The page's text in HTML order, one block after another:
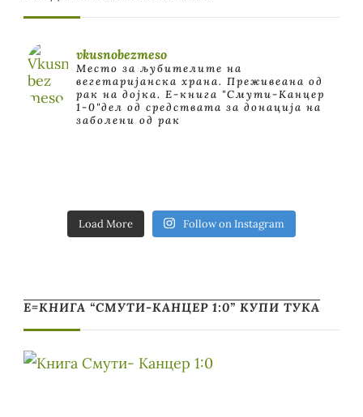
vkusnobezmeso
Место за љубителите на
вегетаријанска храна. Преживеана од
рак на дојка. E-книга "Смути-Канцер
1-0"дел од средствата за донација на
заболени од рак
Load More Follow on Instagram
Е=КНИГА “СМУТИ-КАНЦЕР 1:0” КУПИ ТУКА